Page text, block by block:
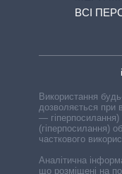
ВСІ
Використання
дозволяється при
—
(гіперпосилання)
часткового
Аналітична
що розміщені на